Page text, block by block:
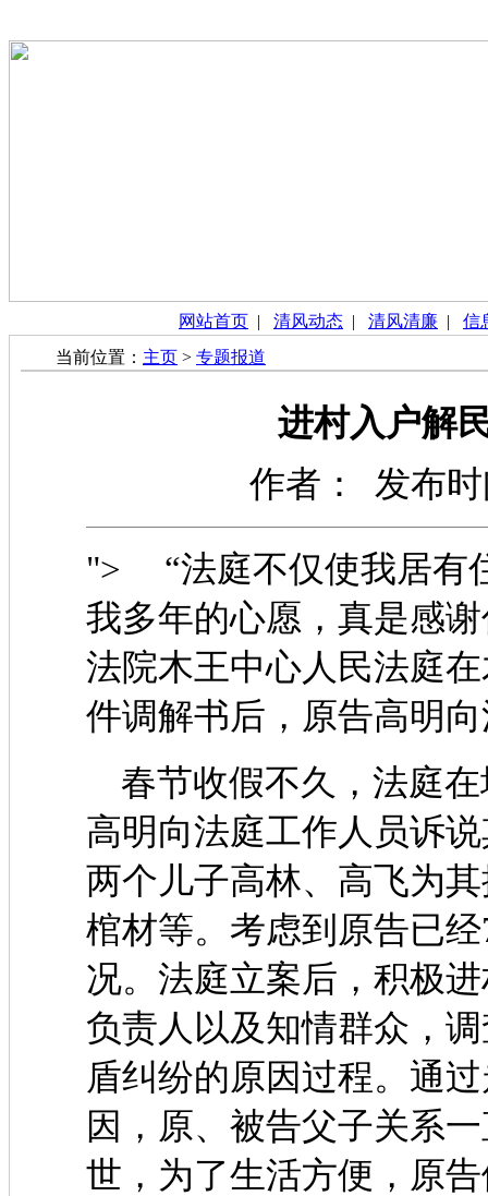
网站首页 | 清风动态 | 清风清廉 | 信
当前位置： 主页 > 专题报道
进村入户解
作者： 发布时
"> “法庭不仅使我居有
我多年的心愿，真是感
法院木王中心人民法庭
件调解书后，原告高明
春节收假不久，法庭在
高明向法庭工作人员诉
两个儿子高林、高飞为
棺材等。考虑到原告已
况。法庭立案后，积极
负责人以及知情群众，
盾纠纷的原因过程。通
因，原、被告父子关系
世，为了生活方便，原